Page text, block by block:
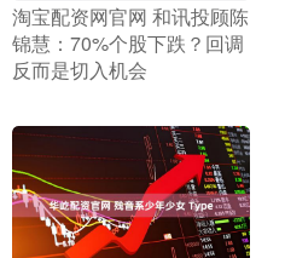
​淘宝配资网官网 和讯投顾陈
锦慧：70%个股下跌？回调
反而是切入机会